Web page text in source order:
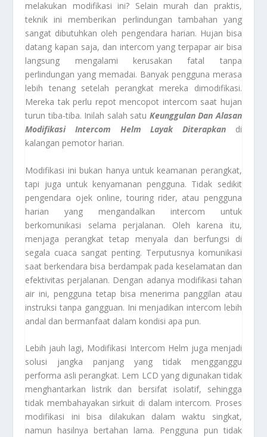
melakukan modifikasi ini? Selain murah dan praktis,
teknik ini memberikan perlindungan tambahan yang
sangat dibutuhkan oleh pengendara harian. Hujan bisa
datang kapan saja, dan intercom yang terpapar air bisa
langsung mengalami kerusakan fatal tanpa
perlindungan yang memadai. Banyak pengguna merasa
lebih tenang setelah perangkat mereka dimodifikasi.
Mereka tak perlu repot mencopot intercom saat hujan
turun tiba-tiba. Inilah salah satu Keunggulan Dan Alasan
Modifikasi Intercom Helm Layak Diterapkandi
kalangan pemotor harian.
Modifikasi ini bukan hanya untuk keamanan perangkat,
tapi juga untuk kenyamanan pengguna. Tidak sedikit
pengendara ojek online, touring rider, atau pengguna
harian yang mengandalkan intercom untuk
berkomunikasi selama perjalanan. Oleh karena itu,
menjaga perangkat tetap menyala dan berfungsi di
segala cuaca sangat penting. Terputusnya komunikasi
saat berkendara bisa berdampak pada keselamatan dan
efektivitas perjalanan. Dengan adanya modifikasi tahan
air ini, pengguna tetap bisa menerima panggilan atau
instruksi tanpa gangguan. Ini menjadikan intercom lebih
andal dan bermanfaat dalam kondisi apa pun.
Lebih jauh lagi, Modifikasi Intercom Helm juga menjadi
solusi jangka panjang yang tidak mengganggu
performa asli perangkat. Lem LCD yang digunakan tidak
menghantarkan listrik dan bersifat isolatif, sehingga
tidak membahayakan sirkuit di dalam intercom. Proses
modifikasi ini bisa dilakukan dalam waktu singkat,
namun hasilnya bertahan lama. Pengguna pun tidak